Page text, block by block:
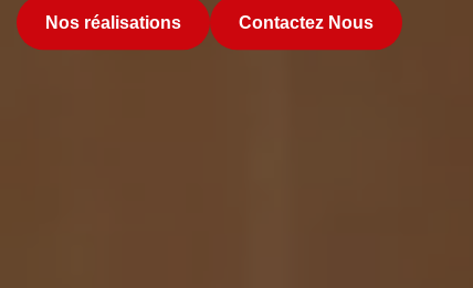
Nos réalisations Contactez Nous